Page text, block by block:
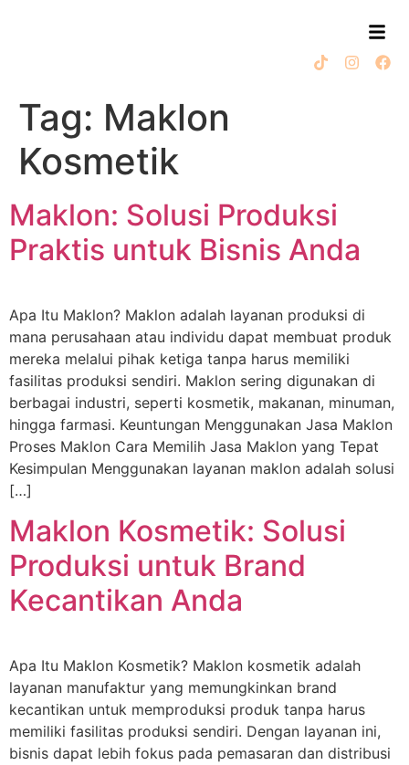
Tag: Maklon
Kosmetik
Maklon: Solusi Produksi
Praktis untuk Bisnis Anda
Apa Itu Maklon? Maklon adalah layanan produksi di
mana perusahaan atau individu dapat membuat produk
mereka melalui pihak ketiga tanpa harus memiliki
fasilitas produksi sendiri. Maklon sering digunakan di
berbagai industri, seperti kosmetik, makanan, minuman,
hingga farmasi. Keuntungan Menggunakan Jasa Maklon
Proses Maklon Cara Memilih Jasa Maklon yang Tepat
Kesimpulan Menggunakan layanan maklon adalah solusi
[…]
Maklon Kosmetik: Solusi
Produksi untuk Brand
Kecantikan Anda
Apa Itu Maklon Kosmetik? Maklon kosmetik adalah
layanan manufaktur yang memungkinkan brand
kecantikan untuk memproduksi produk tanpa harus
memiliki fasilitas produksi sendiri. Dengan layanan ini,
bisnis dapat lebih fokus pada pemasaran dan distribusi